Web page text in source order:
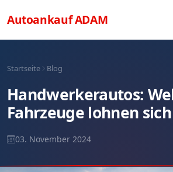
AutoankaufADAM
Startseite Blog
Handwerkerautos:
Fahrzeuge lohnen
03. November 2024